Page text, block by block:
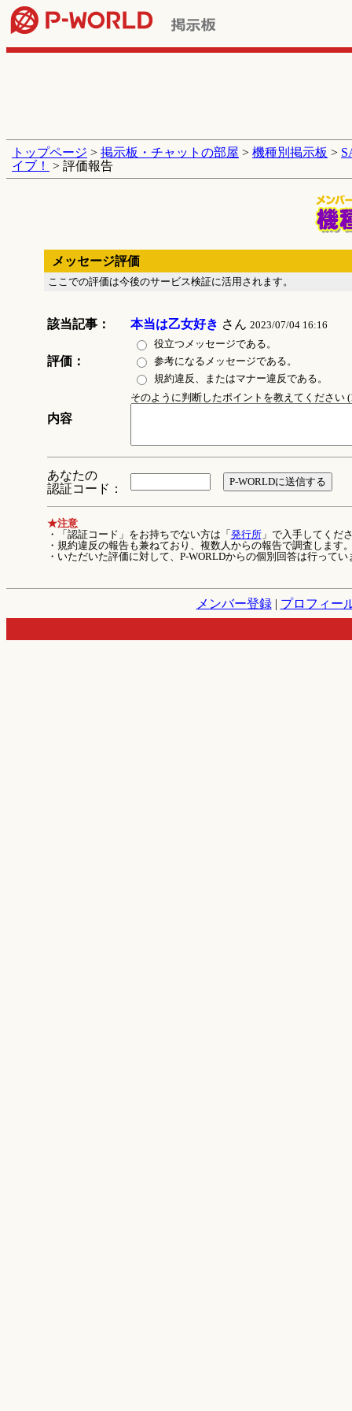
トップページ > 掲示板・チャットの部屋 > 機種別掲示板 >
イブ！
> 評価報告
メッセージ評価
ここでの評価は今後のサービス検証に活用されます。
該当記事： 本当は乙女好き さん 2023/07/04 16:16
評価：
役立つメッセージである。
参考になるメッセージである。
規約違反、またはマナー違反である。
内容
そのように判断したポイントを教えてください
あなたの
認証コード：
★注意
・「認証コード」をお持ちでない方は「 発行所」で入手してくだ
・規約違反の報告も兼ねており、複数人からの報告で調査します
・いただいた評価に対して、P-WORLDからの個別回答は行ってい
メンバー登録| プロフィー